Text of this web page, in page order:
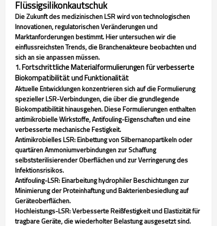
Flüssigsilikonkautschuk
Die Zukunft des medizinischen LSR wird von technologischen
Innovationen, regulatorischen Veränderungen und
Marktanforderungen bestimmt. Hier untersuchen wir die
einflussreichsten Trends, die Branchenakteure beobachten und
sich an sie anpassen müssen.
1. Fortschrittliche Materialformulierungen für verbesserte
Biokompatibilität und Funktionalität
Aktuelle Entwicklungen konzentrieren sich auf die Formulierung
spezieller LSR-Verbindungen, die über die grundlegende
Biokompatibilität hinausgehen. Diese Formulierungen enthalten
antimikrobielle Wirkstoffe, Antifouling-Eigenschaften und eine
verbesserte mechanische Festigkeit.
Antimikrobielles LSR: Einbettung von Silbernanopartikeln oder
quartären Ammoniumverbindungen zur Schaffung
selbststerilisierender Oberflächen und zur Verringerung des
Infektionsrisikos.
Antifouling-LSR: Einarbeitung hydrophiler Beschichtungen zur
Minimierung der Proteinhaftung und Bakterienbesiedlung auf
Geräteoberflächen.
Hochleistungs-LSR: Verbesserte Reißfestigkeit und Elastizität für
tragbare Geräte, die wiederholter Belastung ausgesetzt sind.